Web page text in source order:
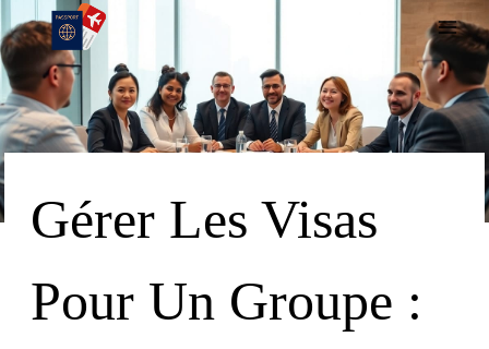
To
Content
Gérer Les Visas
Pour Un Groupe :